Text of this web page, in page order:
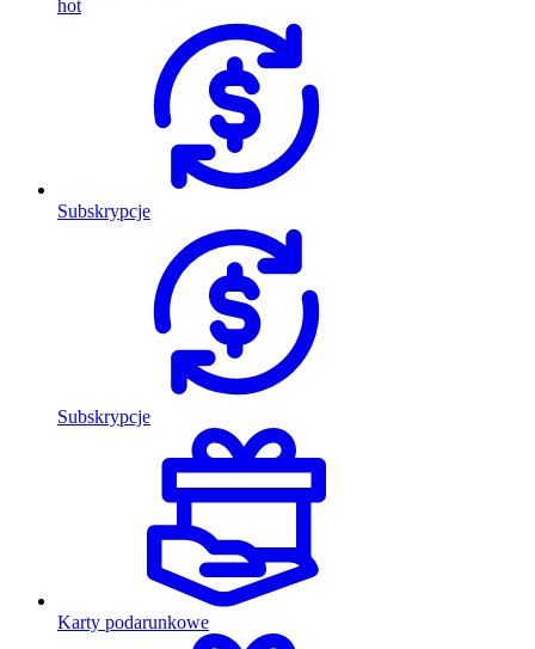
hot
Subskrypcje
Subskrypcje
Karty podarunkowe